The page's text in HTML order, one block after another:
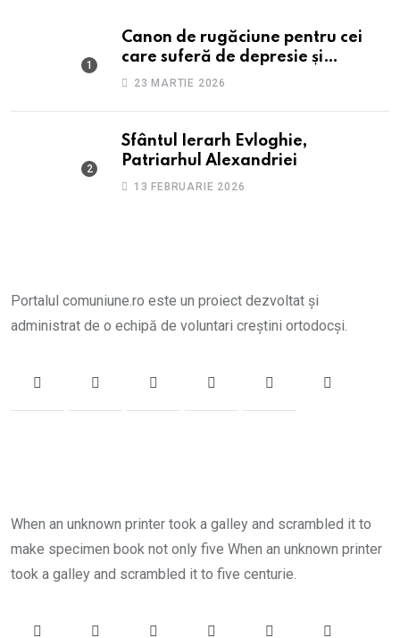
Canon de rugăciune pentru cei
care suferă de depresie și
anxietate
23 MARTIE 2026
Sfântul Ierarh Evloghie,
Patriarhul Alexandriei
13 FEBRUARIE 2026
Portalul comuniune.ro este un proiect dezvoltat și
administrat de o echipă de voluntari creștini ortodocși.
When an unknown printer took a galley and scrambled it to
make specimen book not only five When an unknown printer
took a galley and scrambled it to five centurie.